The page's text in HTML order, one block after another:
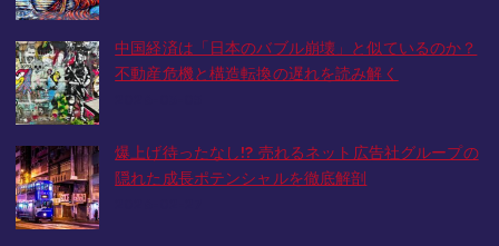
中国経済は「日本のバブル崩壊」と似ているのか？
不動産危機と構造転換の遅れを読み解く
爆上げ待ったなし!? 売れるネット広告社グループの
隠れた成長ポテンシャルを徹底解剖